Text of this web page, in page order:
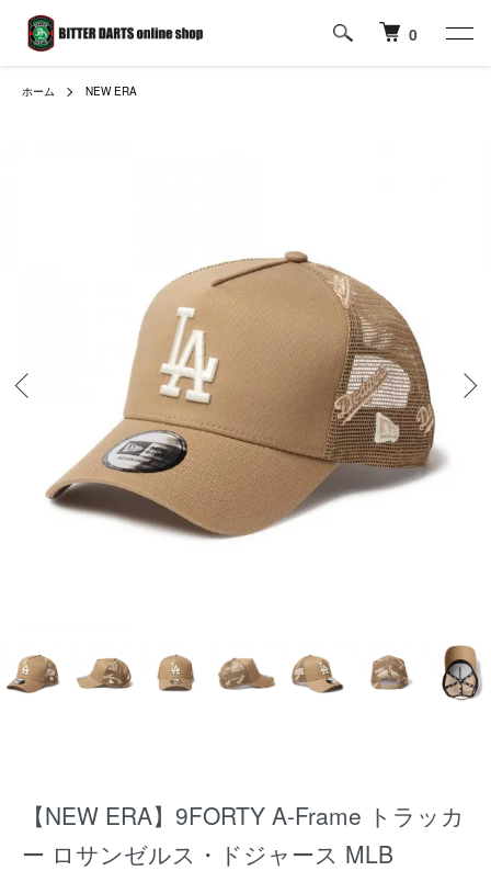
0
ホーム NEW ERA
【NEW ERA】9FORTY A-Frame トラッカ
ー ロサンゼルス・ドジャース MLB